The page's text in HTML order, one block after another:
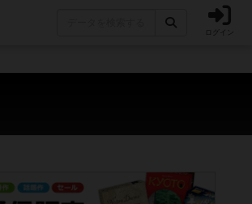
ム ログイン